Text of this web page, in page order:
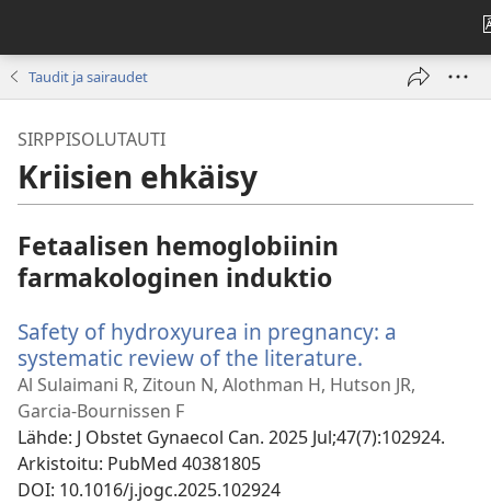
Taudit ja sairaudet
SIRPPISOLUTAUTI
Kriisien ehkäisy
Fetaalisen hemoglobiinin
farmakologinen induktio
Safety of hydroxyurea in pregnancy: a
systematic review of the literature.
uuden
Al Sulaimani R, Zitoun N, Alothman H, Hutson JR,
Garcia-Bournissen F
Lähde‎: J Obstet Gynaecol Can. 2025 Jul;47(7):102924.
Arkistoitu‎: PubMed 40381805
DOI‎: 10.1016/j.jogc.2025.102924